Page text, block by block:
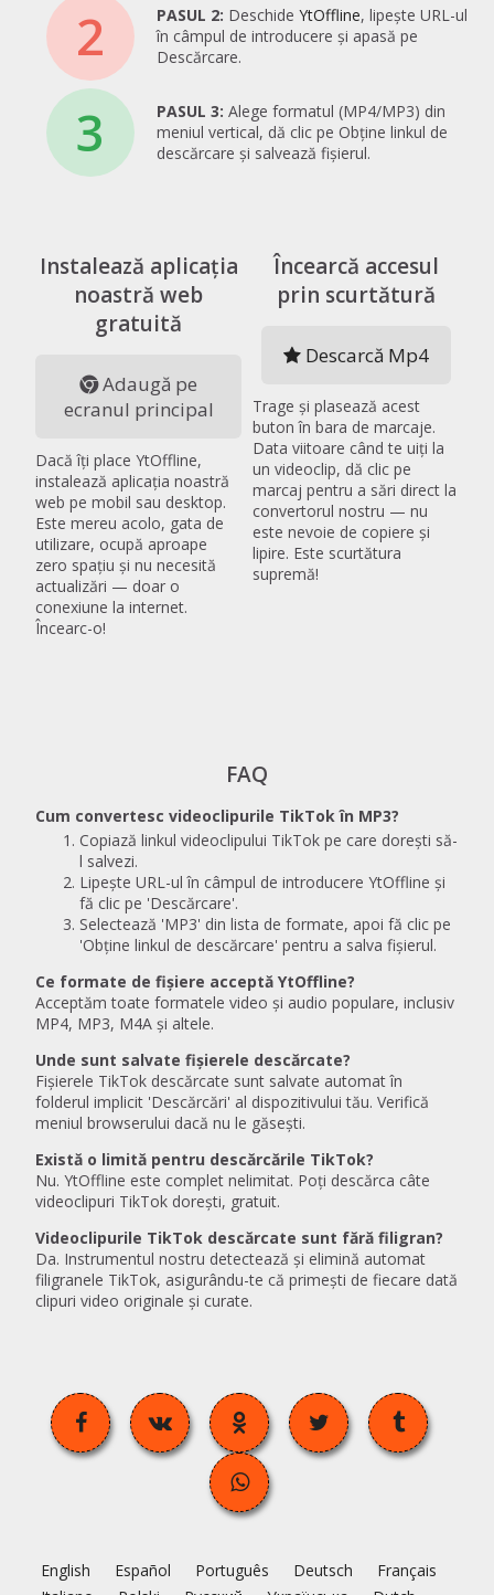
2 PASUL 2: Deschide YtOffline, lipește URL-ul
în câmpul de introducere și apasă pe
Descărcare.
3 PASUL 3: Alege formatul (MP4/MP3) din
meniul vertical, dă clic pe Obține linkul de
descărcare și salvează fișierul.
Instalează aplicația
noastră web
gratuită
Adaugă pe
ecranul principal
Dacă îți place YtOffline,
instalează aplicația noastră
web pe mobil sau desktop.
Este mereu acolo, gata de
utilizare, ocupă aproape
zero spațiu și nu necesită
actualizări — doar o
conexiune la internet.
Încearc-o!
Încearcă accesul
prin scurtătură
Descarcă Mp4
Trage și plasează acest
buton în bara de marcaje.
Data viitoare când te uiți la
un videoclip, dă clic pe
marcaj pentru a sări direct la
convertorul nostru — nu
este nevoie de copiere și
lipire. Este scurtătura
supremă!
FAQ
Cum convertesc videoclipurile TikTok în MP3?
Copiază linkul videoclipului TikTok pe care dorești să-
l salvezi.
Lipește URL-ul în câmpul de introducere YtOffline și
fă clic pe 'Descărcare'.
Selectează 'MP3' din lista de formate, apoi fă clic pe
'Obține linkul de descărcare' pentru a salva fișierul.
Ce formate de fișiere acceptă YtOffline?
Acceptăm toate formatele video și audio populare, inclusiv
MP4, MP3, M4A și altele.
Unde sunt salvate fișierele descărcate?
Fișierele TikTok descărcate sunt salvate automat în
folderul implicit 'Descărcări' al dispozitivului tău. Verifică
meniul browserului dacă nu le găsești.
Există o limită pentru descărcările TikTok?
Nu. YtOffline este complet nelimitat. Poți descărca câte
videoclipuri TikTok dorești, gratuit.
Videoclipurile TikTok descărcate sunt fără filigran?
Da. Instrumentul nostru detectează și elimină automat
filigranele TikTok, asigurându-te că primești de fiecare dată
clipuri video originale și curate.
English Español Português Deutsch
Français